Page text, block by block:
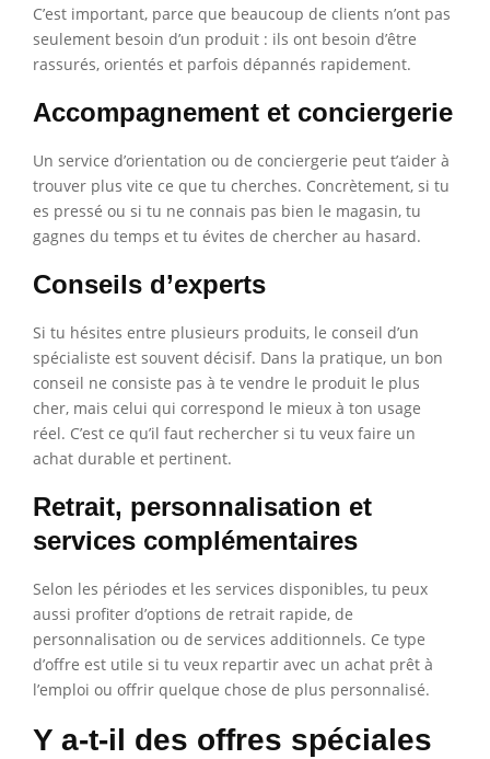
C’est important, parce que beaucoup de clients n’ont pas
seulement besoin d’un produit : ils ont besoin d’être
rassurés, orientés et parfois dépannés rapidement.
Accompagnement et conciergerie
Un service d’orientation ou de conciergerie peut t’aider à
trouver plus vite ce que tu cherches. Concrètement, si tu
es pressé ou si tu ne connais pas bien le magasin, tu
gagnes du temps et tu évites de chercher au hasard.
Conseils d’experts
Si tu hésites entre plusieurs produits, le conseil d’un
spécialiste est souvent décisif. Dans la pratique, un bon
conseil ne consiste pas à te vendre le produit le plus
cher, mais celui qui correspond le mieux à ton usage
réel. C’est ce qu’il faut rechercher si tu veux faire un
achat durable et pertinent.
Retrait, personnalisation et
services complémentaires
Selon les périodes et les services disponibles, tu peux
aussi profiter d’options de retrait rapide, de
personnalisation ou de services additionnels. Ce type
d’offre est utile si tu veux repartir avec un achat prêt à
l’emploi ou offrir quelque chose de plus personnalisé.
Y a-t-il des offres spéciales